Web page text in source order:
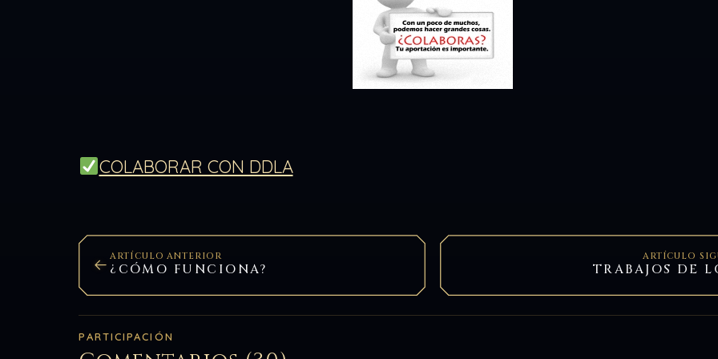
COLABORAR CON DDLA
ARTÍCULO ANTERIOR
¿CÓMO FUNCIONA?
ARTÍCULO
TRABAJOS DE
PARTICIPACIÓN